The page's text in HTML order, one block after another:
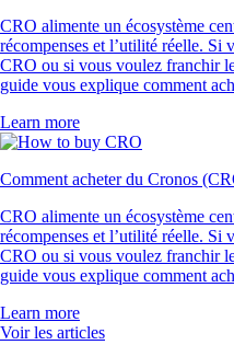
CRO alimente un écosystème
récompenses et l’utilité réelle. Si
CRO ou si vous voulez franchir
guide vous explique comment
Learn more
Comment acheter du Cronos
CRO alimente un écosystème
récompenses et l’utilité réelle. Si
CRO ou si vous voulez franchir
guide vous explique comment
Learn more
Voir les articles